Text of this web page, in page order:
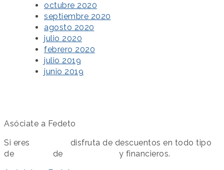
octubre 2020
septiembre 2020
agosto 2020
julio 2020
febrero 2020
julio 2019
junio 2019
Asóciate a Fedeto
Si eres
disfruta de descuentos en todo tipo
de
de
y financieros.